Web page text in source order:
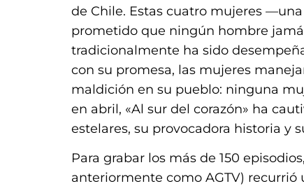
de Chile. Estas cuatro mujeres
prometido que ningún hombre
tradicionalmente ha sido
con su promesa, las mujeres
maldición en su pueblo: ninguna
en abril, «Al sur del corazón» ha
estelares, su provocadora historia y
Para grabar los más de 150
anteriormente como AGTV)